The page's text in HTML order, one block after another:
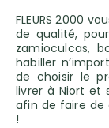
FLEURS 2000
de qualité,
zamioculcas,
habiller
de choisir le
livrer à Niort et
afin de faire
!